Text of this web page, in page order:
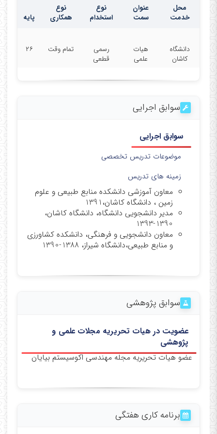
محل
خدمت
عنوان
سمت
نوع
استخدام
نوع
همکاری
پایه
دانشگاه
کاشان
هیات
علمی
رسمی
قطعی
تمام وقت ۲۶
سوابق اجرایی
سوابق اجرایی
موضوعات تدریس تخصصی
زمینه های تدریس
معاون آموزشی دانشکده منابع طبیعی و علوم
زمین ، دانشگاه کاشان،1391
مدیر دانشجویی دانشگاه، دانشگاه کاشان،
1390-1393
معاون دانشجویی و فرهنگی، دانشکده کشاورزی
و منابع طبیعی،دانشگاه شیراز، 1388-1390
سوابق پژوهشی
عضویت در هیات تحریریه مجلات علمی و
پژوهشی
عضو هیات تحریریه مجله مهندسی اکوسیستم بیایان
برنامه کاری هفتگی